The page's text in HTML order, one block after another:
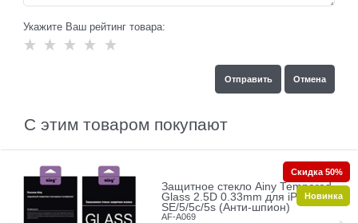
Укажите Ваш рейтинг товара:
С этим товаром покупают
Защитное стекло Ainy Tempered
Glass 2.5D 0.33mm для iPhone
SE/5/5c/5s (Анти-шпион)
AF-A069
Скидка 50%
Новинка